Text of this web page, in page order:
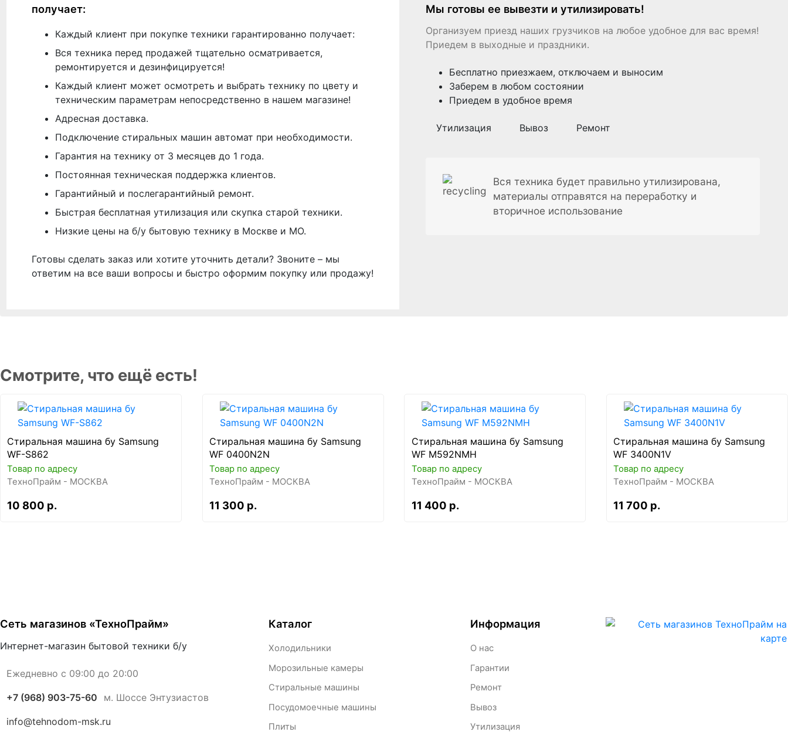
получает:
Каждый клиент при покупке техники гарантированно получает:
Вся техника перед продажей тщательно осматривается,
ремонтируется и дезинфицируется!
Каждый клиент может осмотреть и выбрать технику по цвету и
техническим параметрам непосредственно в нашем магазине!
Адресная доставка.
Подключение стиральных машин автомат при необходимости.
Гарантия на технику от 3 месяцев до 1 года.
Постоянная техническая поддержка клиентов.
Гарантийный и послегарантийный ремонт.
Быстрая бесплатная утилизация или скупка старой техники.
Низкие цены на б/у бытовую технику в Москве и МО.
Готовы сделать заказ или хотите уточнить детали? Звоните – мы
ответим на все ваши вопросы и быстро оформим покупку или продажу!
Мы готовы ее вывезти и утилизировать!
Организуем приезд наших грузчиков на любое удобное для вас время!
Приедем в выходные и праздники.
Бесплатно приезжаем, отключаем и выносим
Заберем в любом состоянии
Приедем в удобное время
Утилизация Вывоз Ремонт
Вся техника будет правильно утилизирована,
материалы отправятся на переработку и
вторичное использование
Смотрите, что ещё есть!
Стиральная машина бу Samsung
WF-S862
Товар по адресу
ТехноПрайм - МОСКВА
10 800 р.
Стиральная машина бу Samsung
WF 0400N2N
Товар по адресу
ТехноПрайм - МОСКВА
11 300 р.
Стиральная машина бу Samsung
WF M592NMH
Товар по адресу
ТехноПрайм - МОСКВА
11 400 р.
Стиральная машина бу Samsung
WF 3400N1V
Товар по адресу
ТехноПрайм - МОСКВА
11 700 р.
Сеть магазинов «ТехноПрайм»
Интернет-магазин бытовой техники б/у
Ежедневно с 09:00 до 20:00
+7 (968) 903-75-60 м. Шоссе Энтузиастов
info@tehnodom-msk.ru
Каталог
Холодильники
Морозильные камеры
Стиральные машины
Посудомоечные машины
Плиты
Информация
О нас
Гарантии
Ремонт
Вывоз
Утилизация